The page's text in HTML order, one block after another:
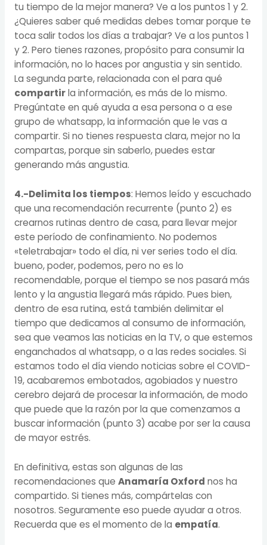
tu tiempo de la mejor manera? Ve a los puntos 1 y 2.
¿Quieres saber qué medidas debes tomar porque te
toca salir todos los días a trabajar? Ve a los puntos 1
y 2. Pero tienes razones, propósito para consumir la
información, no lo haces por angustia y sin sentido.
La segunda parte, relacionada con el para qué
compartirla información, es más de lo mismo.
Pregúntate en qué ayuda a esa persona o a ese
grupo de whatsapp, la información que le vas a
compartir. Si no tienes respuesta clara, mejor no la
compartas, porque sin saberlo, puedes estar
generando más angustia.
4.-Delimita los tiempos: Hemos leído y escuchado
que una recomendación recurrente (punto 2) es
crearnos rutinas dentro de casa, para llevar mejor
este período de confinamiento. No podemos
«teletrabajar» todo el día, ni ver series todo el día.
bueno, poder, podemos, pero no es lo
recomendable, porque el tiempo se nos pasará más
lento y la angustia llegará más rápido. Pues bien,
dentro de esa rutina, está también delimitar el
tiempo que dedicamos al consumo de información,
sea que veamos las noticias en la TV, o que estemos
enganchados al whatsapp, o a las redes sociales. Si
estamos todo el día viendo noticias sobre el COVID-
19, acabaremos embotados, agobiados y nuestro
cerebro dejará de procesar la información, de modo
que puede que la razón por la que comenzamos a
buscar información (punto 3) acabe por ser la causa
de mayor estrés.
En definitiva, estas son algunas de las
recomendaciones que Anamaría Oxford nos ha
compartido. Si tienes más, compártelas con
nosotros. Seguramente eso puede ayudar a otros.
Recuerda que es el momento de la empatía.